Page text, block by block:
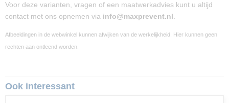
Voor deze varianten, vragen of een maatwerkadvies kunt u altijd
contact met ons opnemen via info@maxprevent.nl
Afbeeldingen in de webwinkel kunnen afwijken van de werkelijkheid. Hier kunnen geen
rechten aan ontleend worden.
Ook interessant